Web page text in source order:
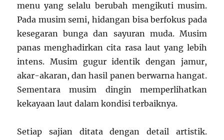
menu yang selalu berubah mengikuti musim.
Pada musim semi, hidangan bisa berfokus pada
kesegaran bunga dan sayuran muda. Musim
panas menghadirkan cita rasa laut yang lebih
intens. Musim gugur identik dengan jamur,
akar-akaran, dan hasil panen berwarna hangat.
Sementara musim dingin memperlihatkan
kekayaan laut dalam kondisi terbaiknya.
Setiap sajian ditata dengan detail artistik.